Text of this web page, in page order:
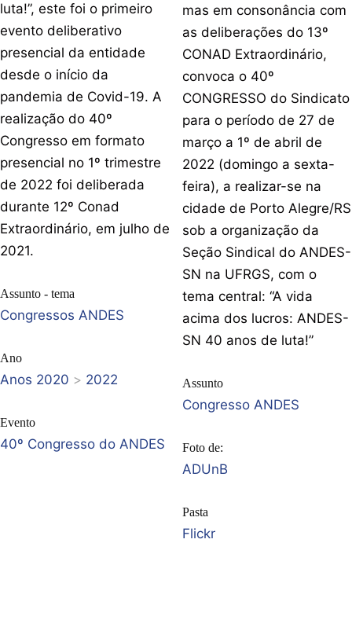
luta!”, este foi o primeiro
evento deliberativo
presencial da entidade
desde o início da
pandemia de Covid-19. A
realização do 40º
Congresso em formato
presencial no 1º trimestre
de 2022 foi deliberada
durante 12º Conad
Extraordinário, em julho de
2021.
Assunto - tema
Congressos ANDES
Ano
Anos 2020 > 2022
Evento
40º Congresso do ANDES
mas em consonância com
as deliberações do 13º
CONAD Extraordinário,
convoca o 40º
CONGRESSO do Sindicato
para o período de 27 de
março a 1º de abril de
2022 (domingo a sexta-
feira), a realizar-se na
cidade de Porto Alegre/RS
sob a organização da
Seção Sindical do ANDES-
SN na UFRGS, com o
tema central: “A vida
acima dos lucros: ANDES-
SN 40 anos de luta!”
Assunto
Congresso ANDES
Foto de:
ADUnB
Pasta
Flickr